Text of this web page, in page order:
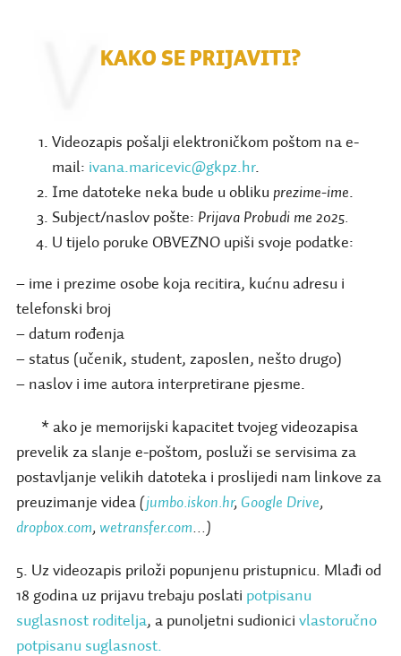
KAKO SE PRIJAVITI?
Videozapis pošalji elektroničkom poštom na e-
mail: ivana.maricevic@gkpz.hr.
Ime datoteke neka bude u obliku prezime-ime.
Subject/naslov pošte: Prijava Probudi me 2025.
U tijelo poruke OBVEZNO upiši svoje podatke:
– ime i prezime osobe koja recitira, kućnu adresu i
telefonski broj
– datum rođenja
– status (učenik, student, zaposlen, nešto drugo)
– naslov i ime autora interpretirane pjesme.
* ako je memorijski kapacitet tvojeg videozapisa
prevelik za slanje e-poštom, posluži se servisima za
postavljanje velikih datoteka i proslijedi nam linkove za
preuzimanje videa (jumbo.iskon.hr, Google Drive,
dropbox.com, wetransfer.com…)
5. Uz videozapis priloži popunjenu pristupnicu. Mlađi od
18 godina uz prijavu trebaju poslati potpisanu
suglasnost roditelja, a punoljetni sudionici vlastoručno
potpisanu suglasnost.